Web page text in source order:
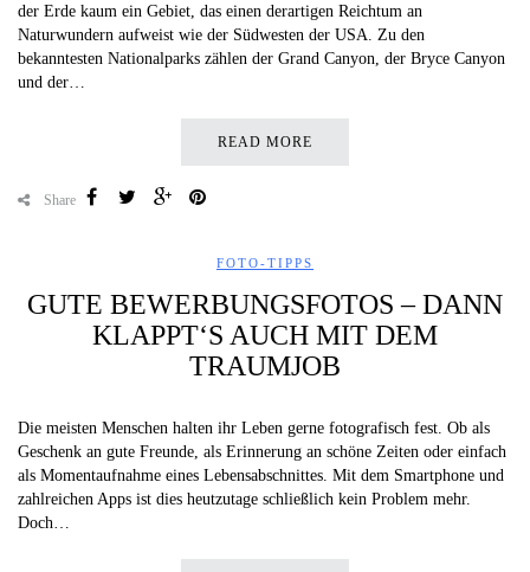
der Erde kaum ein Gebiet, das einen derartigen Reichtum an
Naturwundern aufweist wie der Südwesten der USA. Zu den
bekanntesten Nationalparks zählen der Grand Canyon, der Bryce Canyon
und der…
READ MORE
Share
FOTO-TIPPS
GUTE BEWERBUNGSFOTOS – DANN
KLAPPT‘S AUCH MIT DEM
TRAUMJOB
Die meisten Menschen halten ihr Leben gerne fotografisch fest. Ob als
Geschenk an gute Freunde, als Erinnerung an schöne Zeiten oder einfach
als Momentaufnahme eines Lebensabschnittes. Mit dem Smartphone und
zahlreichen Apps ist dies heutzutage schließlich kein Problem mehr.
Doch…